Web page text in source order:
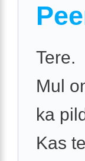
Tere.
Mul
ka
Kas